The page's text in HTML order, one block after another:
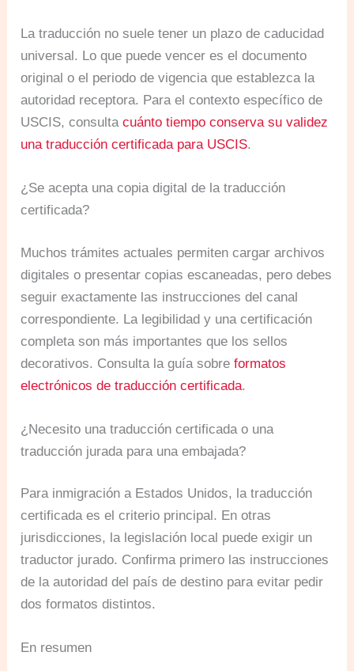
La traducción no suele tener un plazo de caducidad
universal. Lo que puede vencer es el documento
original o el periodo de vigencia que establezca la
autoridad receptora. Para el contexto específico de
USCIS, consultacuánto tiempo conserva su validez
una traducción certificada para USCIS.
¿Se acepta una copia digital de la traducción
certificada?
Muchos trámites actuales permiten cargar archivos
digitales o presentar copias escaneadas, pero debes
seguir exactamente las instrucciones del canal
correspondiente. La legibilidad y una certificación
completa son más importantes que los sellos
decorativos. Consulta la guía sobreformatos
electrónicos de traducción certificada.
¿Necesito una traducción certificada o una
traducción jurada para una embajada?
Para inmigración a Estados Unidos, la traducción
certificada es el criterio principal. En otras
jurisdicciones, la legislación local puede exigir un
traductor jurado. Confirma primero las instrucciones
de la autoridad del país de destino para evitar pedir
dos formatos distintos.
En resumen